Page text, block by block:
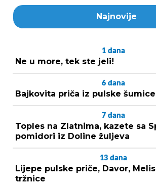
Najnovije
1 dana
Ne u more, tek ste jeli!
6 dana
Bajkovita priča iz pulske šumice
7 dana
Toples na Zlatnima, kazete sa
pomidori iz Doline žuljeva
13 dana
Lijepe pulske priče, Davor,
tržnice